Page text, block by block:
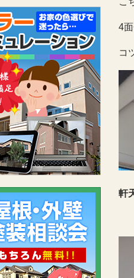
4
コ
軒